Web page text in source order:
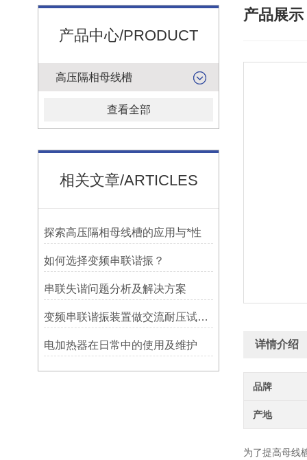
产品中心/PRODUCT
高压隔相母线槽
查看全部
相关文章/ARTICLES
探索高压隔相母线槽的应用与*性
如何选择变频串联谐振？
串联失谐问题分析及解决方案
变频串联谐振装置做交流耐压试验几点注意
电加热器在日常中的使用及维护
产品展示
详情介绍
品牌
产地
为了提高母线